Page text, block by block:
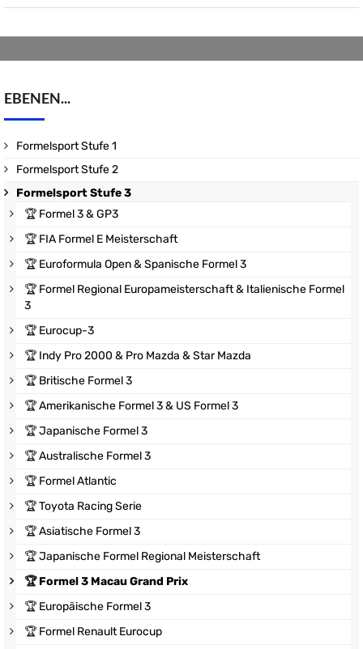
EBENEN...
Formelsport Stufe 1
Formelsport Stufe 2
Formelsport Stufe 3
🏆 Formel 3 & GP3
🏆 FIA Formel E Meisterschaft
🏆 Euroformula Open & Spanische Formel 3
🏆 Formel Regional Europameisterschaft & Italienische Formel
3
🏆 Eurocup-3
🏆 Indy Pro 2000 & Pro Mazda & Star Mazda
🏆 Britische Formel 3
🏆Amerikanische Formel 3 & US Formel 3
🏆Japanische Formel 3
🏆Australische Formel 3
🏆 Formel Atlantic
🏆Toyota Racing Serie
🏆Asiatische Formel 3
🏆Japanische Formel Regional Meisterschaft
🏆 Formel 3 Macau Grand Prix
🏆 Europäische Formel 3
🏆 Formel Renault Eurocup